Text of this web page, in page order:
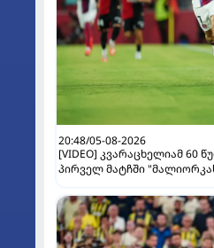
20:48/05-08-2026
[VIDEO] კვარაცხელიამ 60
პირველ მატჩში